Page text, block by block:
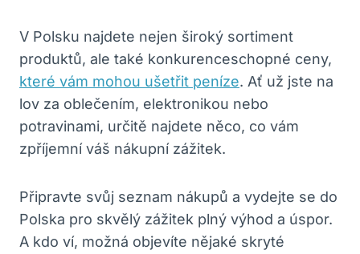
V Polsku najdete nejen široký sortiment
produktů, ale také konkurenceschopné ceny,
které vám mohou ušetřit peníze. Ať už jste na
lov za oblečením, elektronikou nebo
potravinami, určitě najdete něco, co vám
zpříjemní váš nákupní zážitek.
Připravte svůj seznam nákupů a vydejte se do
Polska pro skvělý zážitek plný výhod a úspor.
A kdo ví, možná objevíte nějaké skryté